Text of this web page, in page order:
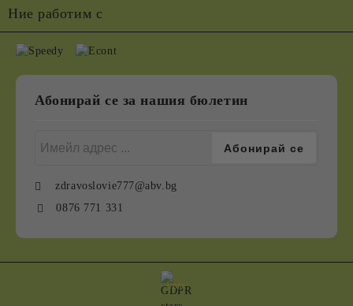
Ние работим с
Абонирай се за нашия бюлетин
zdravoslovie777@abv.bg
0876 771 331
GDPR